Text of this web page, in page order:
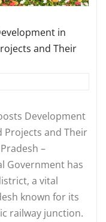
in
and Their
Development
Projects and Their
–
Government has
a vital
known for its
railway junction.